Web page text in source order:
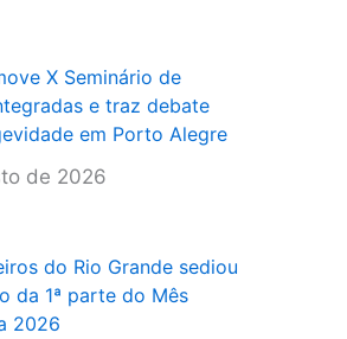
X Seminário de
e traz debate
em Porto Alegre
de 2026
do Rio Grande sediou
da 1ª parte do Mês
2026